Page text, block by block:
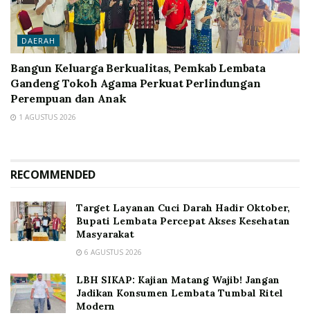
DAERAH
Bangun Keluarga Berkualitas, Pemkab Lembata
Gandeng Tokoh Agama Perkuat Perlindungan
Perempuan dan Anak
1 AGUSTUS 2026
RECOMMENDED
Target Layanan Cuci Darah Hadir Oktober,
Bupati Lembata Percepat Akses Kesehatan
Masyarakat
6 AGUSTUS 2026
LBH SIKAP: Kajian Matang Wajib! Jangan
Jadikan Konsumen Lembata Tumbal Ritel
Modern